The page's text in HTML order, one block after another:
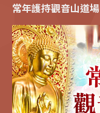
常年護持觀音山道場